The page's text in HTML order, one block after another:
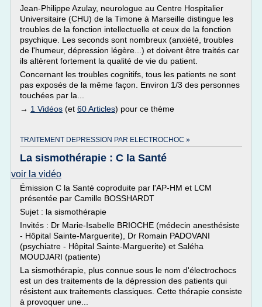
Jean-Philippe Azulay, neurologue au Centre Hospitalier
Universitaire (CHU) de la Timone à Marseille distingue les
troubles de la fonction intellectuelle et ceux de la fonction
psychique. Les seconds sont nombreux (anxiété, troubles
de l'humeur, dépression légère...) et doivent être traités car
ils altèrent fortement la qualité de vie du patient.
Concernant les troubles cognitifs, tous les patients ne sont
pas exposés de la même façon. Environ 1/3 des personnes
touchées par la...
→ 1 Vidéos (et 60 Articles) pour ce thème
TRAITEMENT DEPRESSION PAR ELECTROCHOC »
La sismothérapie : C la Santé
voir la vidéo
Émission C la Santé coproduite par l'AP-HM et LCM
présentée par Camille BOSSHARDT
Sujet : la sismothérapie
Invités : Dr Marie-Isabelle BRIOCHE (médecin anesthésiste
- Hôpital Sainte-Marguerite), Dr Romain PADOVANI
(psychiatre - Hôpital Sainte-Marguerite) et Saléha
MOUDJARI (patiente)
La sismothérapie, plus connue sous le nom d'électrochocs
est un des traitements de la dépression des patients qui
résistent aux traitements classiques. Cette thérapie consiste
à provoquer une...